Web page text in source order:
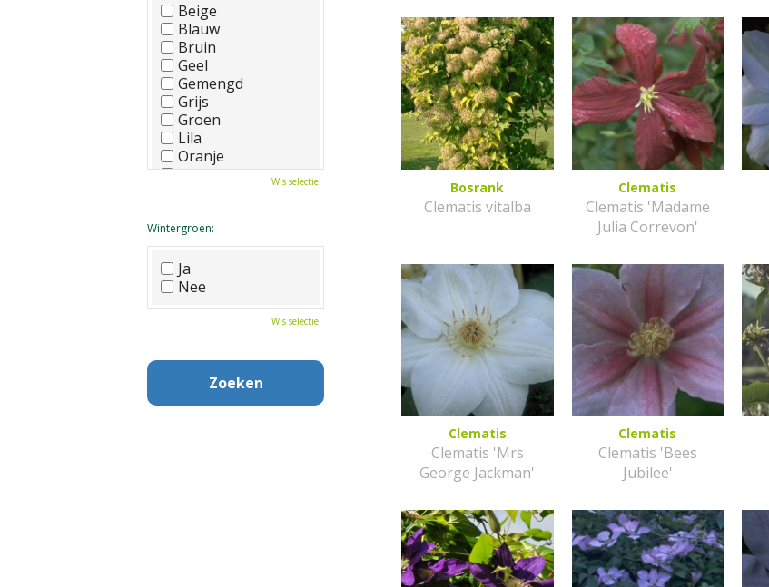
Bosrank
Clematis vitalba
Clematis
Clematis 'Madame
Julia Correvon'
Clematis
Clematis 'Mrs
George Jackman'
Clematis
Clematis 'Bees
Jubilee'
Beige
Blauw
Bruin
Geel
Gemengd
Grijs
Groen
Lila
Oranje
Paars
Wit
Zwart
Wis selectie
Wintergroen:
Ja
Nee
Wis selectie